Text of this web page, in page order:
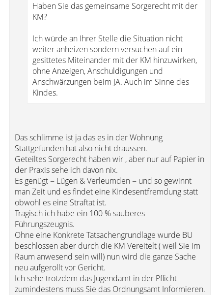
Haben Sie das gemeinsame Sorgerecht mit der
KM?
Ich würde an Ihrer Stelle die Situation nicht
weiter anheizen sondern versuchen auf ein
gesittetes Miteinander mit der KM hinzuwirken,
ohne Anzeigen, Anschuldigungen und
Anschwärzungen beim JA. Auch im Sinne des
Kindes.
Das schlimme ist ja das es in der Wohnung
Stattgefunden hat also nicht draussen.
Geteiltes Sorgerecht haben wir , aber nur auf Papier in
der Praxis sehe ich davon nix.
Es genügt = Lügen & Verleumden = und so gewinnt
man Zeit und es findet eine Kindesentfremdung statt
obwohl es eine Straftat ist.
Tragisch ich habe ein 100 % sauberes
Führungszeugnis.
Ohne eine Konkrete Tatsachengrundlage wurde BU
beschlossen aber durch die KM Vereitelt ( weil Sie im
Raum anwesend sein will) nun wird die ganze Sache
neu aufgerollt vor Gericht.
Ich sehe trotzdem das Jugendamt in der Pflicht
zumindestens muss Sie das Ordnungsamt Informieren.